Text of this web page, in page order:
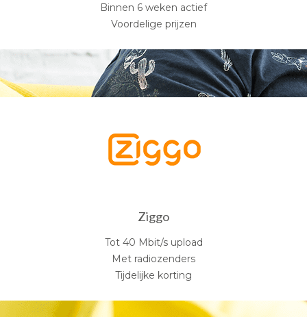
Binnen 6 weken actief
Voordelige prijzen
Ziggo
Tot 40 Mbit/s upload
Met radiozenders
Tijdelijke korting